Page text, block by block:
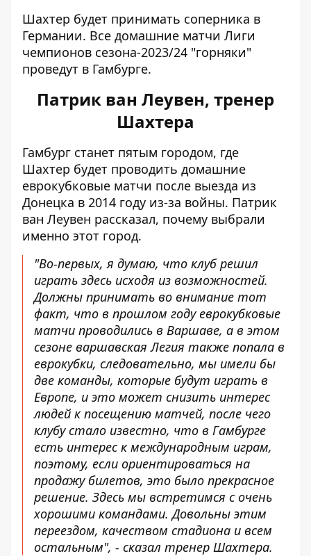
Шахтер будет принимать соперника в
Германии. Все домашние матчи Лиги
чемпионов сезона-2023/24 "горняки"
проведут в Гамбурге.
Патрик ван Леувен, тренер
Шахтера
Гамбург станет пятым городом, где
Шахтер будет проводить домашние
еврокубковые матчи после выезда из
Донецка в 2014 году из-за войны. Патрик
ван Леувен рассказал, почему выбрали
именно этот город.
"Во-первых, я думаю, что клуб решил
играть здесь исходя из возможностей.
Должны принимать во внимание тот
факт, что в прошлом году еврокубковые
матчи проводились в Варшаве, а в этом
сезоне варшавская Легия также попала в
еврокубки, следовательно, мы имели бы
две команды, которые будут играть в
Европе, и это может снизить интерес
людей к посещению матчей, после чего
клубу стало известно, что в Гамбурге
есть интерес к международным играм,
поэтому, если ориентироваться на
продажу билетов, это было прекрасное
решение. Здесь мы встретимся с очень
хорошими командами. Довольны этим
переездом, качеством стадиона и всем
остальным", - сказал тренер Шахтера.